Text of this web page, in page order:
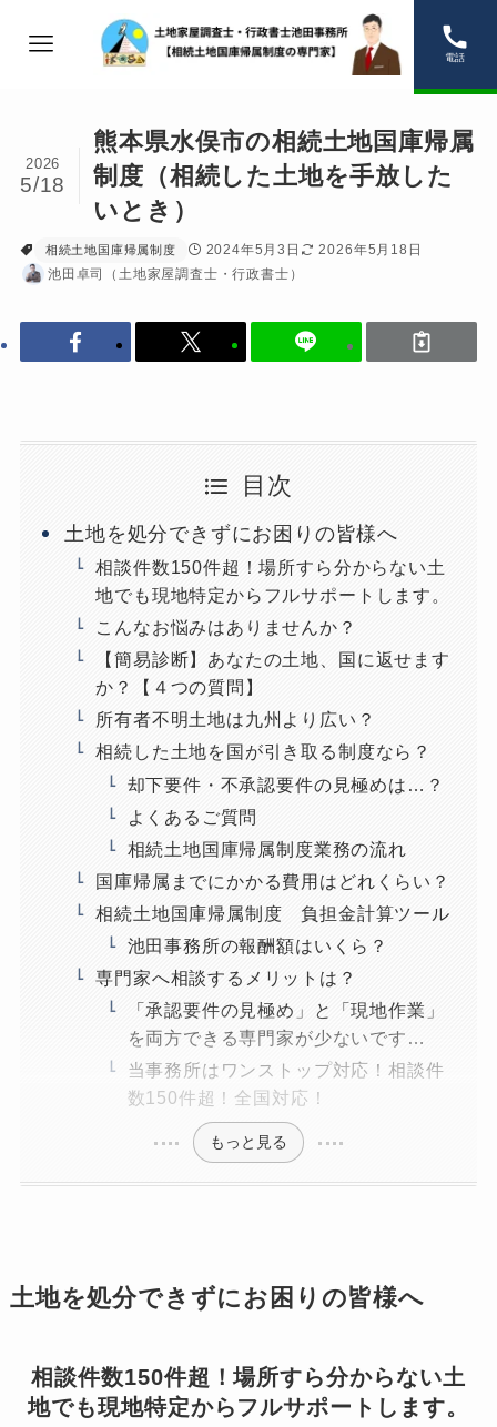
電話
熊本県水俣市の相続土地国庫帰属
制度（相続した土地を手放した
いとき）
2026
5/18
相続土地国庫帰属制度 2024年5月3日
2026年5月18日
池田卓司（土地家屋調査士・行政書士）
目次
土地を処分できずにお困りの皆様へ
相談件数150件超！場所すら分からない土
地でも現地特定からフルサポートします。
こんなお悩みはありませんか？
【簡易診断】あなたの土地、国に返せます
か？【４つの質問】
所有者不明土地は九州より広い？
相続した土地を国が引き取る制度なら？
却下要件・不承認要件の見極めは…？
よくあるご質問
相続土地国庫帰属制度業務の流れ
国庫帰属までにかかる費用はどれくらい？
相続土地国庫帰属制度 負担金計算ツール
池田事務所の報酬額はいくら？
専門家へ相談するメリットは？
「承認要件の見極め」と「現地作業」
を両方できる専門家が少ないです…
当事務所はワンストップ対応！相談件
数150件超！全国対応！
もっと見る
土地を処分できずにお困りの皆様へ
相談件数150件超！場所すら分からない土
地でも現地特定からフルサポートします。